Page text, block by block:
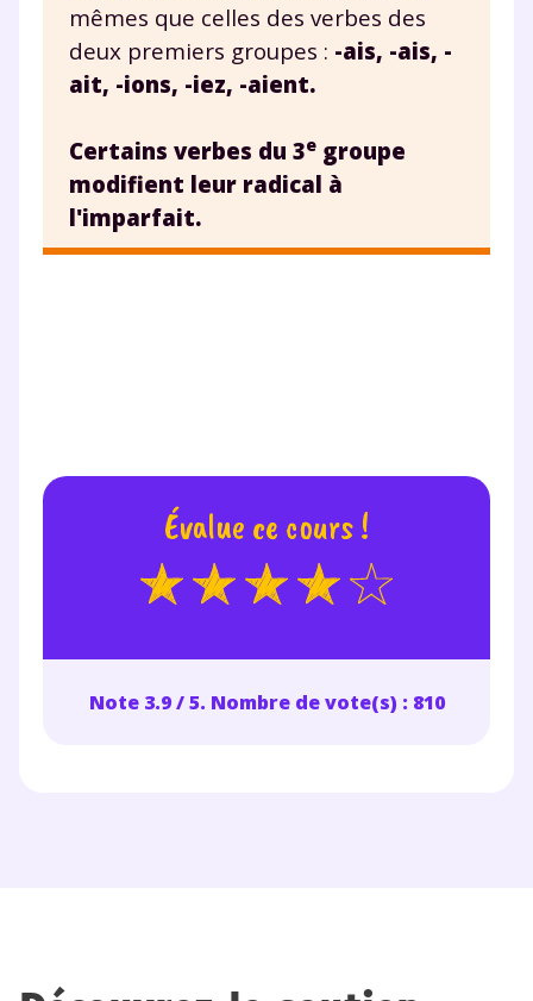
mêmes que celles des verbes des
deux premiers groupes : -ais, -ais, -
ait, -ions, -iez, -aient.
Certains verbes du 3e groupe
modifient leur radical à
l'imparfait.
Évalue ce cours !
Note 3.9 / 5. Nombre de vote(s) : 810